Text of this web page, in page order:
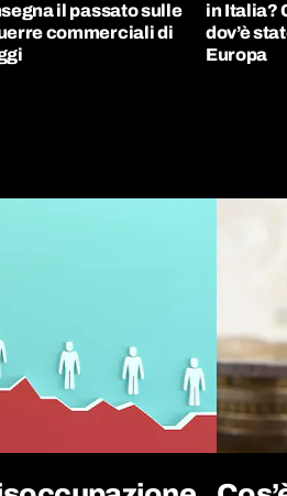
il passato sulle
commerciali di
in Italia?
dov’è
Europa